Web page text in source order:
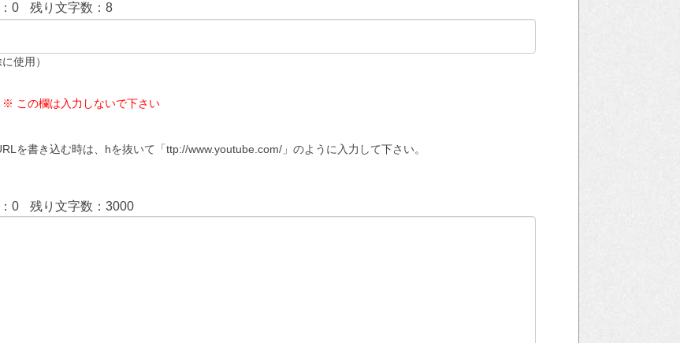
0 残り文字数：8
使用）
※ この欄は入力しないで下さい
を書き込む時は、hを抜いて「ttp://www.youtube.com/」のように入力して下さい。
0 残り文字数：3000